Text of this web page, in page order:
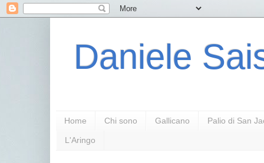
Daniele
Home Chi sono Gallicano Palio di San
L'Aringo